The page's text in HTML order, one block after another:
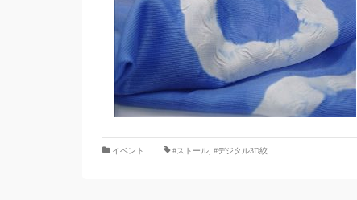
イベント #ストール #デジタル3D絞